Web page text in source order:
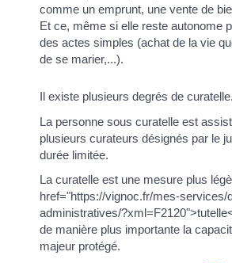
comme un emprunt, une vente de
Et ce, même si elle reste autonome
des actes simples (achat de la vie
de se marier,...).
Il existe plusieurs degrés de curatelle.
La personne sous curatelle est
plusieurs curateurs désignés par le
durée limitée.
La curatelle est une mesure plus
href="https://vignoc.fr/mes-services/
administratives/
de manière plus importante la
majeur protégé.